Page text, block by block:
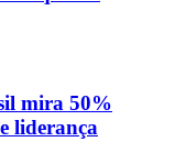
mira 50%
liderança